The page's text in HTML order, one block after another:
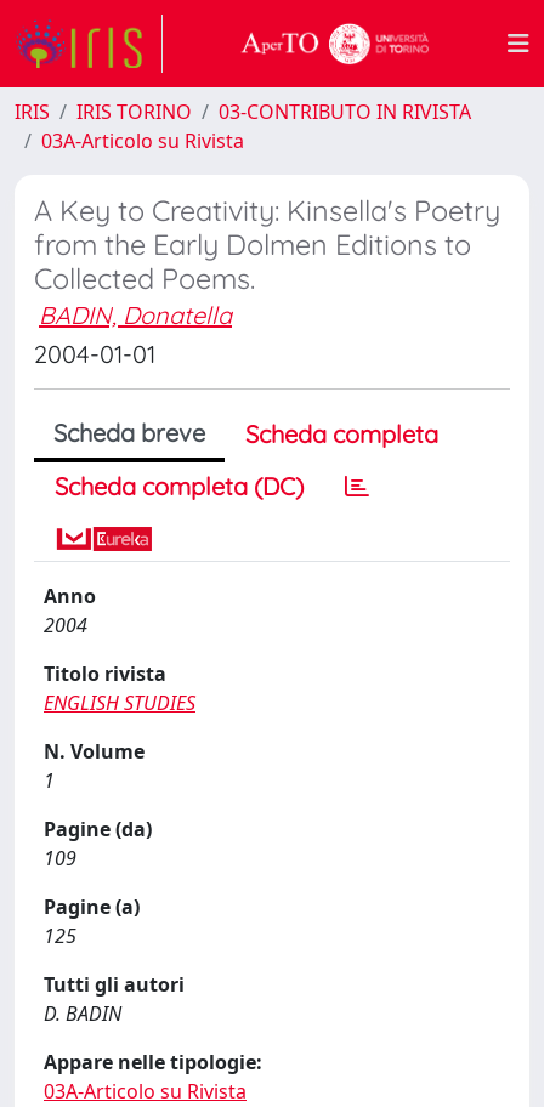
IRIS IRIS TORINO
03-CONTRIBUTO IN RIVISTA
03A-Articolo su Rivista
A Key to Creativity: Kinsella's Poetry
from the Early Dolmen Editions to
Collected Poems.
BADIN, Donatella
2004-01-01
Scheda breve
Scheda completa
Scheda completa (DC)
Anno
2004
Titolo rivista
ENGLISH STUDIES
N. Volume
1
Pagine (da)
109
Pagine (a)
125
Tutti gli autori
D. BADIN
Appare nelle tipologie:
03A-Articolo su Rivista